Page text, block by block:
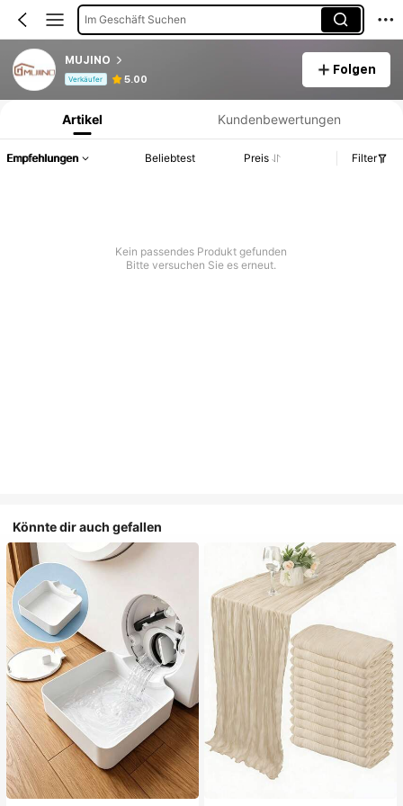
Im Geschäft Suchen
MUJINO
Verkäufer 5.00
Folgen
Produktinformation: Preisangabe, Verkaufs- und Lagerbestandsdetails.
Artikel Kundenbewertungen
Empfehlungen Beliebtest Preis Filter
Kein passendes Produkt gefunden
Bitte versuchen Sie es erneut.
Könnte dir auch gefallen